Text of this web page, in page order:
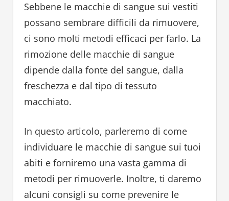
Sebbene le macchie di sangue sui vestiti
possano sembrare difficili da rimuovere,
ci sono molti metodi efficaci per farlo. La
rimozione delle macchie di sangue
dipende dalla fonte del sangue, dalla
freschezza e dal tipo di tessuto
macchiato.
In questo articolo, parleremo di come
individuare le macchie di sangue sui tuoi
abiti e forniremo una vasta gamma di
metodi per rimuoverle. Inoltre, ti daremo
alcuni consigli su come prevenire le